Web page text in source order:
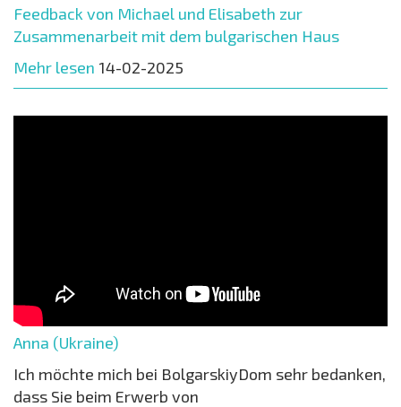
Feedback von Michael und Elisabeth zur
Zusammenarbeit mit dem bulgarischen Haus
Mehr lesen 14-02-2025
Anna (Ukraine)
Ich möchte mich bei BolgarskiyDom sehr bedanken,
dass Sie beim Erwerb von